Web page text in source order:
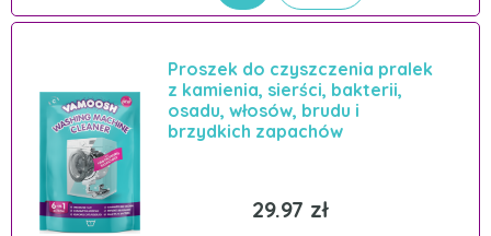
Proszek do czyszczenia pralek
z kamienia, sierści, bakterii,
osadu, włosów, brudu i
brzydkich zapachów
29.97 zł